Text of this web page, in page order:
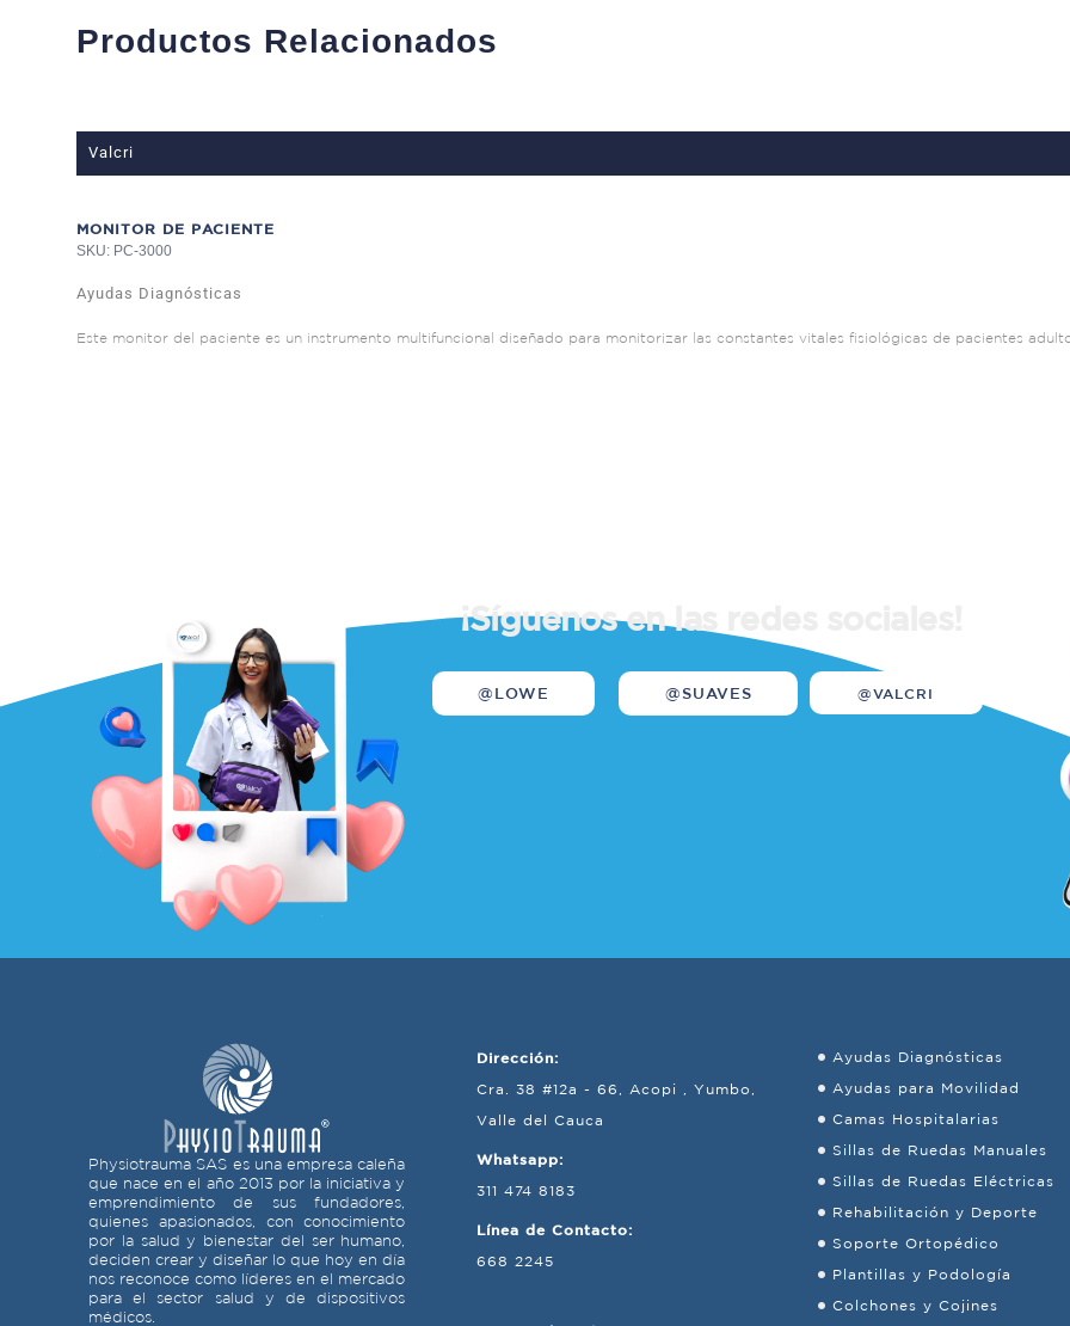
Productos Relacionados
Valcri
MONITOR DE PACIENTE
SKU: PC-3000
Ayudas Diagnósticas
Este monitor del paciente es un instrumento multifuncional diseñado para monitorizar las constantes vitales fisiológicas de pacientes
¡Síguenos en las redes sociales!
@LOWE @SUAVES @VALCRI
Physiotrauma SAS es una empresa caleña
que nace en el año 2013 por la iniciativa y
emprendimiento de sus fundadores,
quienes apasionados, con conocimiento
por la salud y bienestar del ser humano,
deciden crear y diseñar lo que hoy en día
nos reconoce como líderes en el mercado
para el sector salud y de dispositivos
médicos.
Dirección:
Cra. 38 #12a - 66, Acopi , Yumbo,
Valle del Cauca
Whatsapp:
311 474 8183
Línea de Contacto:
668 2245
Ayudas Diagnósticas
Ayudas para Movilidad
Camas Hospitalarias
Sillas de Ruedas Manuales
Sillas de Ruedas Eléctricas
Rehabilitación y Deporte
Soporte Ortopédico
Plantillas y Podología
Colchones y Cojines